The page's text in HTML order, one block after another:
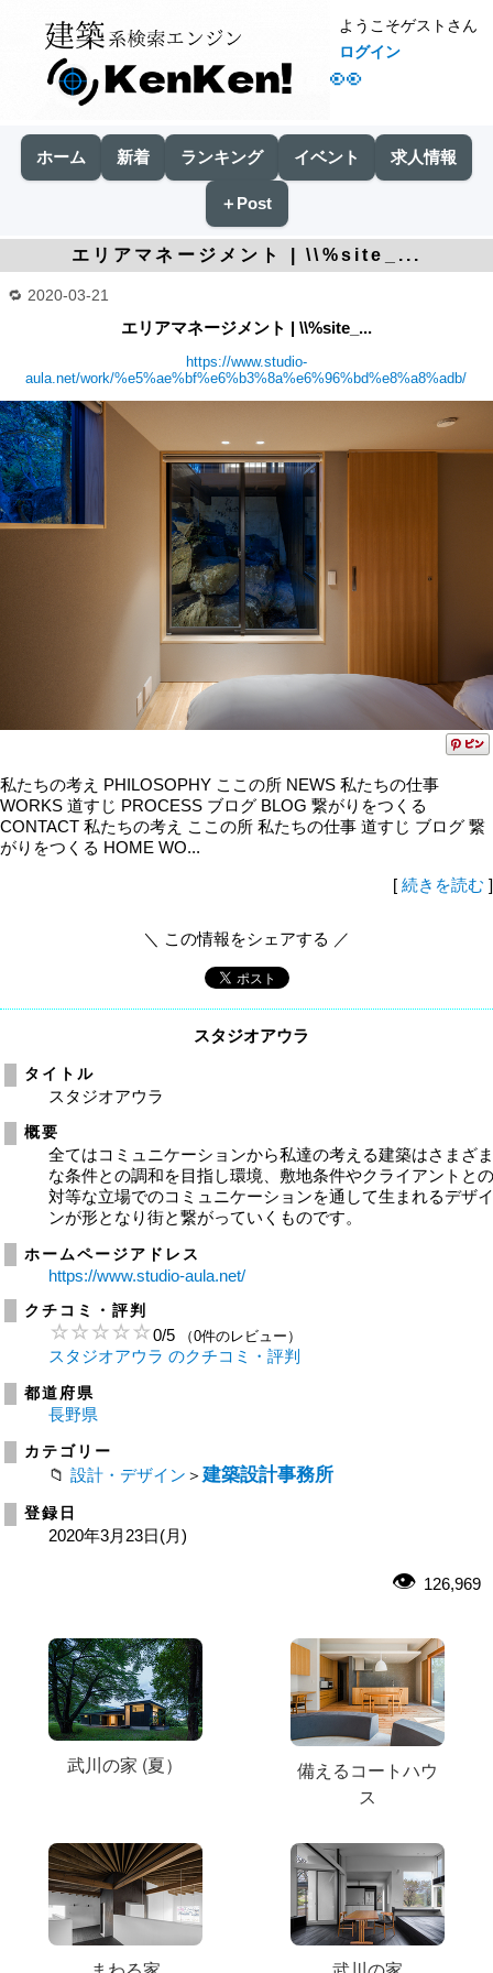
👀
ようこそゲストさん
ログイン
ホーム 新着 ランキング イベント 求人情報
＋Post
エリアマネージメント | \\%site_...
2020-03-21
エリアマネージメント | \\%site_...
https://www.studio-
aula.net/work/%e5%ae%bf%e6%b3%8a%e6%96%bd%e8%a8%adb/
私たちの考え PHILOSOPHY ここの所 NEWS 私たちの仕事
WORKS 道すじ PROCESS ブログ BLOG 繋がりをつくる
CONTACT 私たちの考え ここの所 私たちの仕事 道すじ ブログ 繋
がりをつくる HOME WO...
[ 続きを読む ]
＼ この情報をシェアする ／
スタジオアウラ
タイトル
スタジオアウラ
概要
全てはコミュニケーションから私達の考える建築はさまざ
な条件との調和を目指し環境、敷地条件やクライアントと
対等な立場でのコミュニケーションを通して生まれるデザ
ンが形となり街と繋がっていくものです。
ホームページアドレス
https://www.studio-aula.net/
クチコミ・評判
0/5 （0件のレビュー）
スタジオアウラ のクチコミ・評判
都道府県
長野県
カテゴリー
設計・デザイン ＞ 建築設計事務所
登録日
2020年3月23日(月)
126,969
武川の家 (夏）
備えるコートハウ
ス